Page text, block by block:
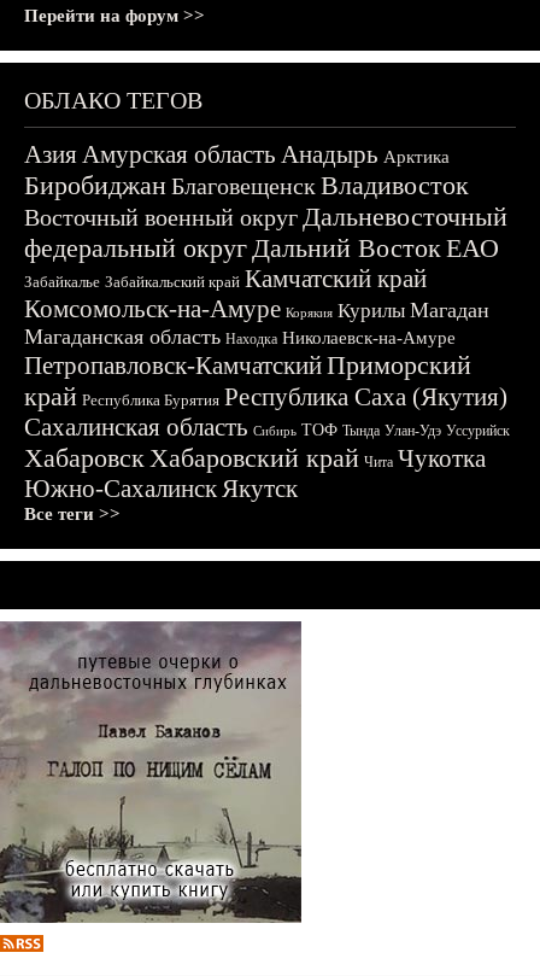
Перейти на форум >>
ОБЛАКО ТЕГОВ
АзияАмурская область Анадырь Арктика
БиробиджанБлаговещенскВладивосток
Восточный военный округДальневосточный
федеральный округДальний ВостокЕАО
Забайкалье Забайкальский край Камчатский край
Комсомольск-на-Амуре Корякия Курилы Магадан
Магаданская область Находка Николаевск-на-Амуре
Петропавловск-КамчатскийПриморский
край Республика Бурятия Республика Саха (Якутия)
Сахалинская область Сибирь ТОФ Тында Улан-Удэ Уссурийск
ХабаровскХабаровский край Чита Чукотка
Южно-СахалинскЯкутск
Все теги >>